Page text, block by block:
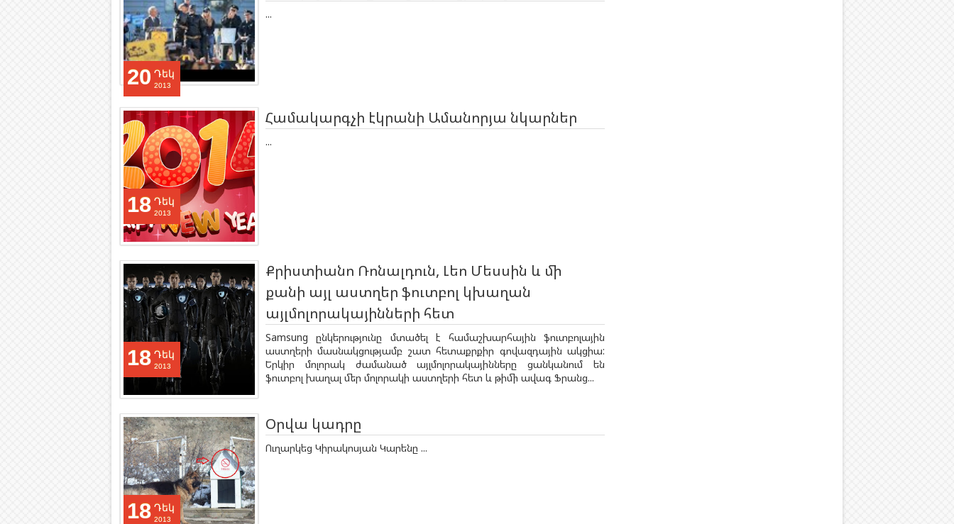
20 Դեկ
2013
...
18 Դեկ
2013
Համակարգչի էկրանի Ամանորյա նկարներ
...
18 Դեկ
2013
Քրիստիանո Ռոնալդուն, Լեո Մեսսին և մի
քանի այլ աստղեր ֆուտբոլ կխաղան
այլմոլորակայինների հետ
Samsung ընկերությունը մտածել է համաշխարհային ֆուտբոլային
աստղերի մասնակցությամբ շատ հետաքրքիր գովազդային ակցիա:
Երկիր մոլորակ ժամանած այլմոլորակայինները ցանկանում են
ֆուտբոլ խաղալ մեր մոլորակի աստղերի հետ և թիմի ավագ Ֆրանց...
18 Դեկ
2013
Օրվա կադրը
Ուղարկեց Կիրակոսյան Կարենը ...